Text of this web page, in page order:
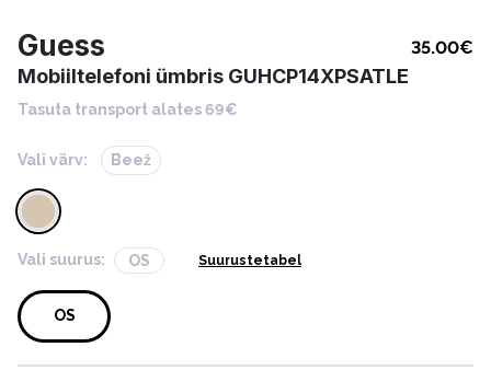
Guess 35.00€
Mobiiltelefoni ümbris GUHCP14XPSATLE
Tasuta transport alates 69€
Vali värv: Beež
Vali suurus: OS Suurustetabel
OS